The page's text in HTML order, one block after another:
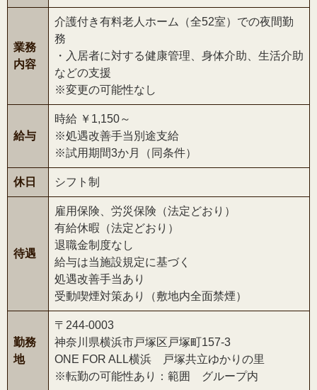
業務
内容
介護付き有料老人ホーム（全52室）での夜間勤
務
・入居者に対する健康管理、身体介助、生活介助
などの支援
※変更の可能性なし
給与
時給 ￥1,150～
※処遇改善手当別途支給
※試用期間3か月（同条件）
休日 シフト制
待遇
雇用保険、労災保険（法定どおり）
有給休暇（法定どおり）
退職金制度なし
給与は当施設規定に基づく
処遇改善手当あり
受動喫煙対策あり（敷地内全面禁煙）
勤務
地
〒244-0003
神奈川県横浜市戸塚区戸塚町157-3
ONE FOR ALL横浜 戸塚共立ゆかりの里
※転勤の可能性あり：範囲 グループ内